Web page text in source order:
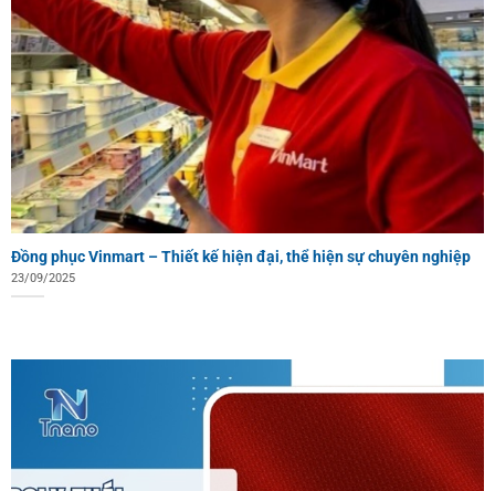
Đồng phục Vinmart – Thiết kế hiện đại, thể hiện sự chuyên nghiệp
23/09/2025